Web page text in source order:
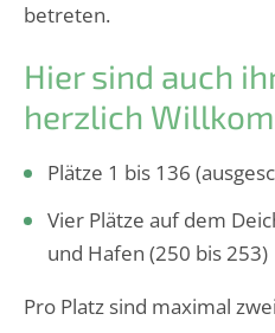
betreten.
Hier sind auch
herzlich
Plätze 1 bis 136
Vier Plätze auf dem
und Hafen (250 bis 253)
Pro Platz sind maximal